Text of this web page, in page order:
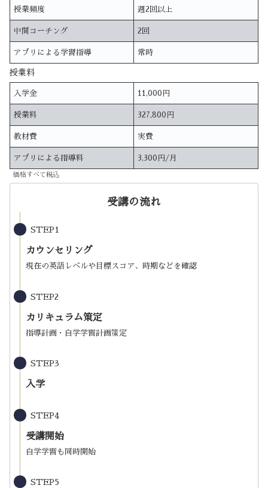
授業頻度 週2回以上
中間コーチング 2回
アプリによる学習指導 常時
授業料
入学金 11,000円
授業料 327,800円
教材費 実費
アプリによる指導料 3,300円/月
価格すべて税込
受講の流れ
STEP1
カウンセリング
現在の英語レベルや目標スコア、時期などを確認
STEP2
カリキュラム策定
指導計画・自学学習計画策定
STEP3
入学
STEP4
受講開始
自学学習も同時開始
STEP5